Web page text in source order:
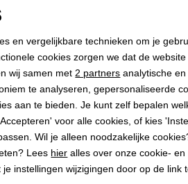
Marketing
en vergelijkbare technieken om je
cookies zorgen we dat de website
wij samen met 2 partners analytische
te analyseren, gepersonaliseerde
aan te bieden. Je kunt zelf bepalen
voor alle cookies, of kies
Wil je alleen noodzakelijke
Lees hier alles over onze cookie-
instellingen wijzigingen door op de link